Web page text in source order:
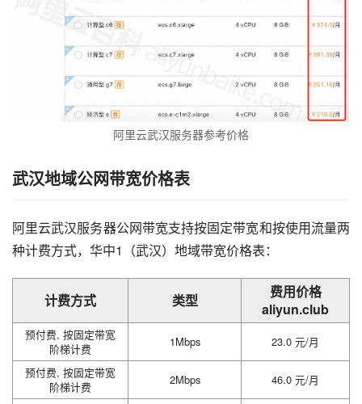
阿里云武汉服务器参考价格
武汉地域公网带宽价格表
阿里云武汉服务器公网带宽支持按固定带宽和按使用流量两
种计费方式，华中1（武汉）地域带宽价格表：
计费方式 类型
费用价格
aliyun.club
预付费, 按固定带宽
阶梯计费
1Mbps
23.0 元/月
预付费, 按固定带宽
阶梯计费
2Mbps
46.0 元/月